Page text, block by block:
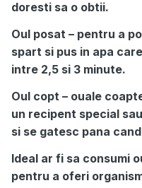
doresti sa o obtii.
Oul posat – pentru a
spart si pus in apa
intre 2,5 si 3 minute.
Oul copt – ouale
un recipent special
si se gatesc pana
Ideal ar fi sa consumi
pentru a oferi